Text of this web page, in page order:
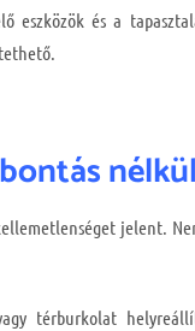
eszközök és a
jelent.
térburkolat